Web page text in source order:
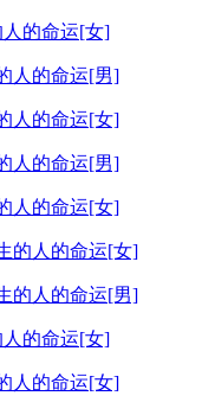
人的命运[女]
人的命运[男]
人的命运[女]
人的命运[男]
人的命运[女]
的人的命运[女]
的人的命运[男]
人的命运[女]
人的命运[女]